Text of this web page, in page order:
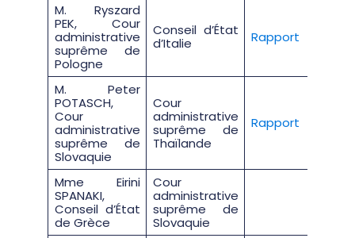
M. Ryszard
PEK, Cour
administrative
suprême de
Pologne
Conseil d’État
d’Italie
Rapport
M. Peter
POTASCH,
Cour
administrative
suprême de
Slovaquie
Cour
administrative
suprême de
Thaïlande
Rapport
Mme Eirini
SPANAKI,
Conseil d’État
de Grèce
Cour
administrative
suprême de
Slovaquie